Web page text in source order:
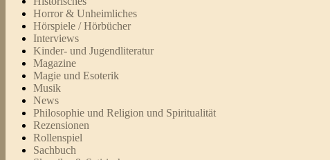
Horror & Unheimliches
Hörspiele / Hörbücher
Interviews
Kinder- und Jugendliteratur
Magazine
Magie und Esoterik
Musik
News
Philosophie und Religion und Spiritualität
Rezensionen
Rollenspiel
Sachbuch